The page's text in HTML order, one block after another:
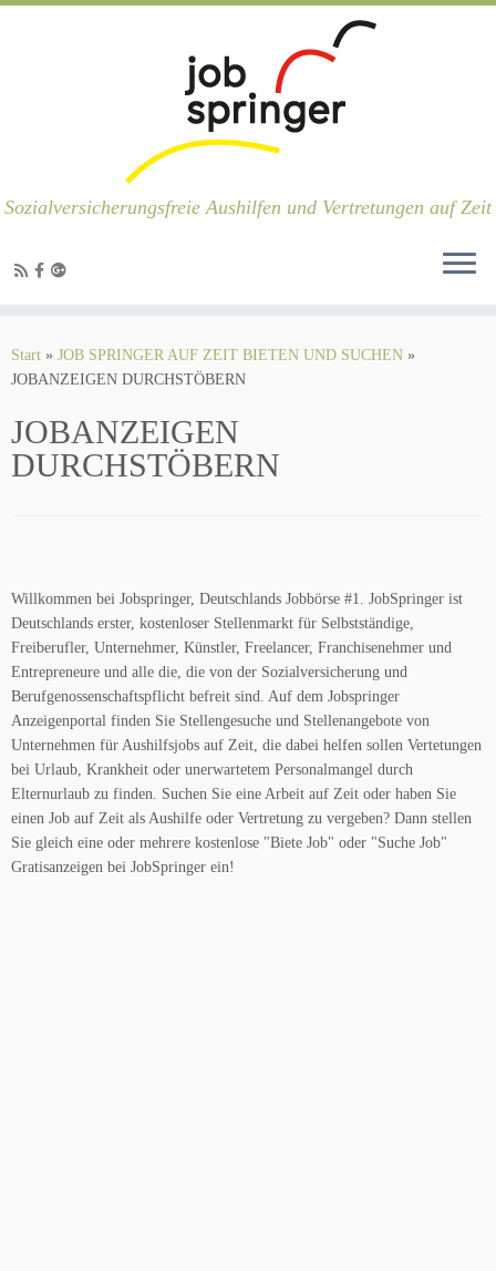
Inhalt
springen
Sozialversicherungsfreie Aushilfen und Vertretungen auf Zeit
Start » JOB SPRINGER AUF ZEIT BIETEN UND SUCHEN »
JOBANZEIGEN DURCHSTÖBERN
JOBANZEIGEN
DURCHSTÖBERN
Willkommen bei Jobspringer, Deutschlands Jobbörse #1. JobSpringer ist
Deutschlands erster, kostenloser Stellenmarkt für Selbstständige,
Freiberufler, Unternehmer, Künstler, Freelancer, Franchisenehmer und
Entrepreneure und alle die, die von der Sozialversicherung und
Berufgenossenschaftspflicht befreit sind. Auf dem Jobspringer
Anzeigenportal finden Sie Stellengesuche und Stellenangebote von
Unternehmen für Aushilfsjobs auf Zeit, die dabei helfen sollen Vertetungen
bei Urlaub, Krankheit oder unerwartetem Personalmangel durch
Elternurlaub zu finden. Suchen Sie eine Arbeit auf Zeit oder haben Sie
einen Job auf Zeit als Aushilfe oder Vertretung zu vergeben? Dann stellen
Sie gleich eine oder mehrere kostenlose "Biete Job" oder "Suche Job"
Gratisanzeigen bei JobSpringer ein!